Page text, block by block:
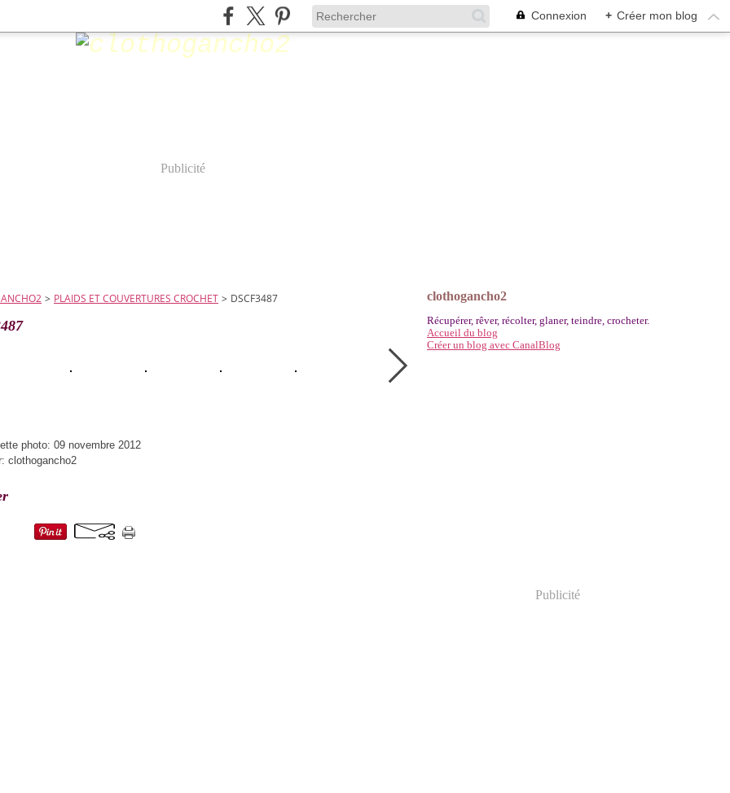
Connexion + Créer mon blog
Publicité
> PLAIDS ET COUVERTURES CROCHET > DSCF3487
photo: 09 novembre 2012
clothogancho2
clothogancho2
Récupérer, rêver, récolter, glaner, teindre, crocheter.
Accueil du blog
Créer un blog avec CanalBlog
Publicité